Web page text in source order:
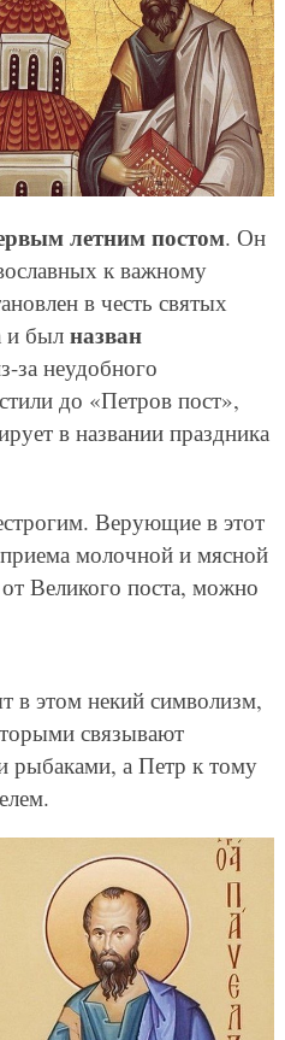
летним постом. Он
к важному
в честь святых
и был назван
за неудобного
до «Петров пост»,
в названии праздника
Верующие в этот
молочной и мясной
Великого поста, можно
в этом некий символизм,
связывают
рыбаками, а Петр к тому